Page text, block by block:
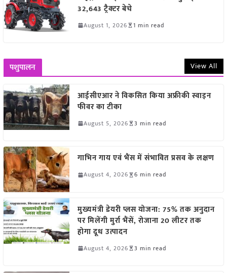
32,643 ट्रैक्टर बेचे
August 1, 2026 1 min read
पशुपालन View All
आईसीएआर ने विकसित किया अफ्रीकी स्वाइन
फीवर का टीका
August 5, 2026 3 min read
गाभिन गाय एवं भैंस में संभावित प्रसव के लक्षण
August 4, 2026 6 min read
मुख्यमंत्री डेयरी प्लस योजना: 75% तक अनुदान
पर मिलेंगी मुर्रा भैंसें, रोजाना 20 लीटर तक
होगा दूध उत्पादन
August 4, 2026 3 min read